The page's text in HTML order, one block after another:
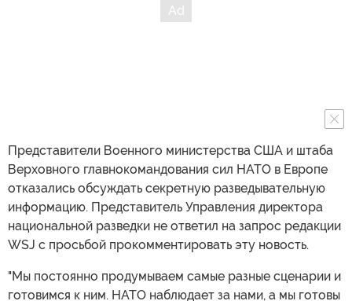
Представители Военного министерства США и штаба
Верховного главнокомандования сил НАТО в Европе
отказались обсуждать секретную разведывательную
информацию. Представитель Управления директора
национальной разведки не ответил на запрос редакции
WSJ с просьбой прокомментировать эту новость.
"Мы постоянно продумываем самые разные сценарии и
готовимся к ним. НАТО наблюдает за нами, а мы готовы